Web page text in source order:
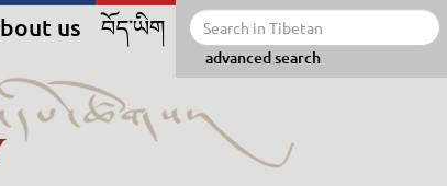
us བོད་ཡིག
advanced search